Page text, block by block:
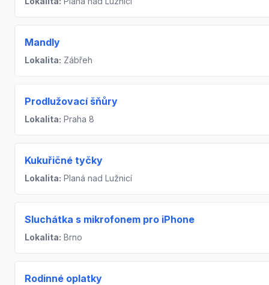
Mandly
Lokalita: Zábřeh
Prodlužovací šňůry
Lokalita: Praha 8
Kukuřičné tyčky
Lokalita: Planá nad Lužnicí
Sluchátka s mikrofonem pro iPhone
Lokalita: Brno
Rodinné oplatky